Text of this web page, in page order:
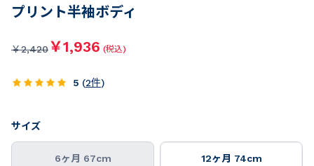
プリント半袖ボディ
￥2,420￥1,936 (税込)
5 (2件)
サイズ
6ヶ月 67cm 12ヶ月 74cm